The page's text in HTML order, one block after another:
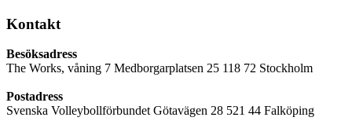
Kontakt
Besöksadress
The Works, våning 7 Medborgarplatsen 25 118 72 Stockholm
Postadress
Svenska Volleybollförbundet Götavägen 28 521 44 Falköping